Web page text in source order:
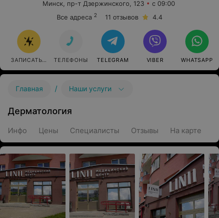
Минск, пр-т Дзержинского, 123
с 09:00
Все адреса 2 11 отзывов 4.4
ЗАПИСАТЬСЯ ОНЛАЙН
ТЕЛЕФОНЫ TELEGRAM VIBER WHATSAPP
Главная / Наши услуги
Дерматология
Инфо Цены Специалисты Отзывы На карте